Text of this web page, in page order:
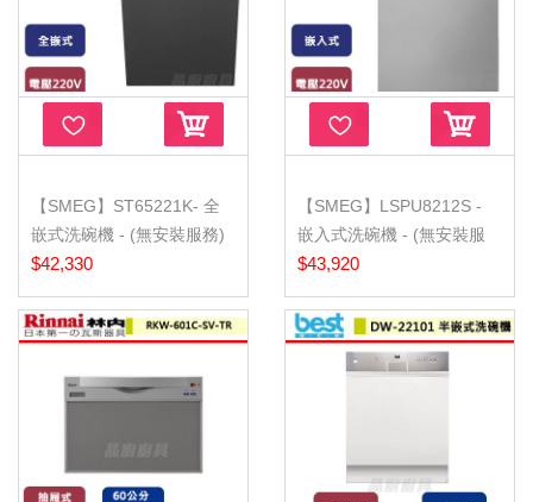
【SMEG】ST65221K- 全
嵌式洗碗機 - (無安裝服務)
$42,330
【SMEG】LSPU8212S -
嵌入式洗碗機 - (無安裝服
務)
$43,920